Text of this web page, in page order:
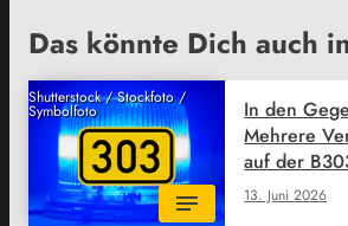
Das könnte Dich auch
Shutterstock / Stockfoto /
Symbolfoto
13. Juni 2026
In den
Mehrere
auf der